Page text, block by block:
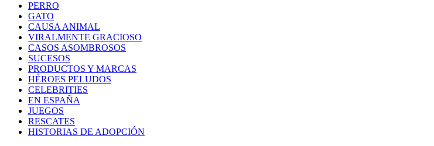
PERRO
GATO
CAUSA ANIMAL
VIRALMENTE GRACIOSO
CASOS ASOMBROSOS
SUCESOS
PRODUCTOS Y MARCAS
HÉROES PELUDOS
CELEBRITIES
EN ESPAÑA
JUEGOS
RESCATES
HISTORIAS DE ADOPCIÓN